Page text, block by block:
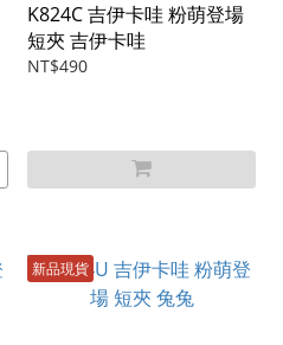
K824C 吉伊卡哇 粉萌登場
短夾 吉伊卡哇
NT$490
新品現貨